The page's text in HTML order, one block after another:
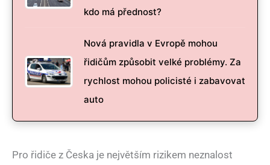
kdo má přednost?
Nová pravidla v Evropě mohou
řidičům způsobit velké problémy. Za
rychlost mohou policisté i zabavovat
auto
Pro řidiče z Česka je největším rizikem neznalost